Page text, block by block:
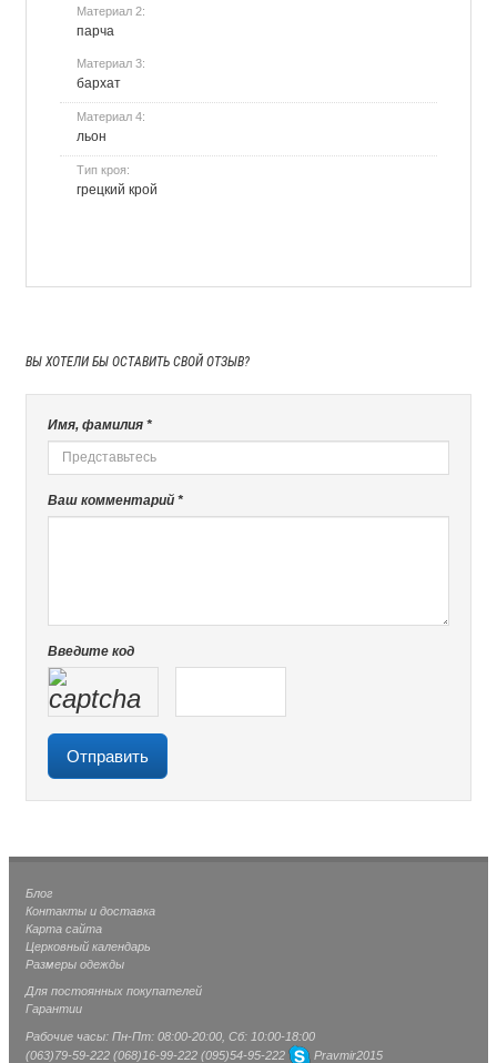
Материал 2:
парча
Материал 3:
бархат
Материал 4:
льон
Тип кроя:
грецкий крой
ВЫ ХОТЕЛИ БЫ ОСТАВИТЬ СВОЙ ОТЗЫВ?
Имя, фамилия *
Ваш комментарий *
Введите код
Блог
Контакты и доставка
Карта сайта
Церковный календарь
Размеры одежды
Для постоянных покупателей
Гарантии
Рабочие часы: Пн-Пт: 08:00-20:00, Сб: 10:00-18:00
(063)79-59-222 (068) 16-99-222 (095)54-95-222 Pravmir2015